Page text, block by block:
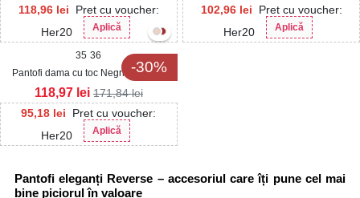
118,96 lei
Pret cu voucher:
Her20
Aplică
102,96 lei
Pret cu voucher:
Her20
Aplică
-30%
35 36
Pantofi dama cu toc Negri din Satin
Emslie
95,18 lei
Pret cu voucher:
Her20
Aplică
118,97 lei 171,84lei
Pantofi eleganți Reverse – accesoriul care îți pune cel mai
bine piciorul în valoare